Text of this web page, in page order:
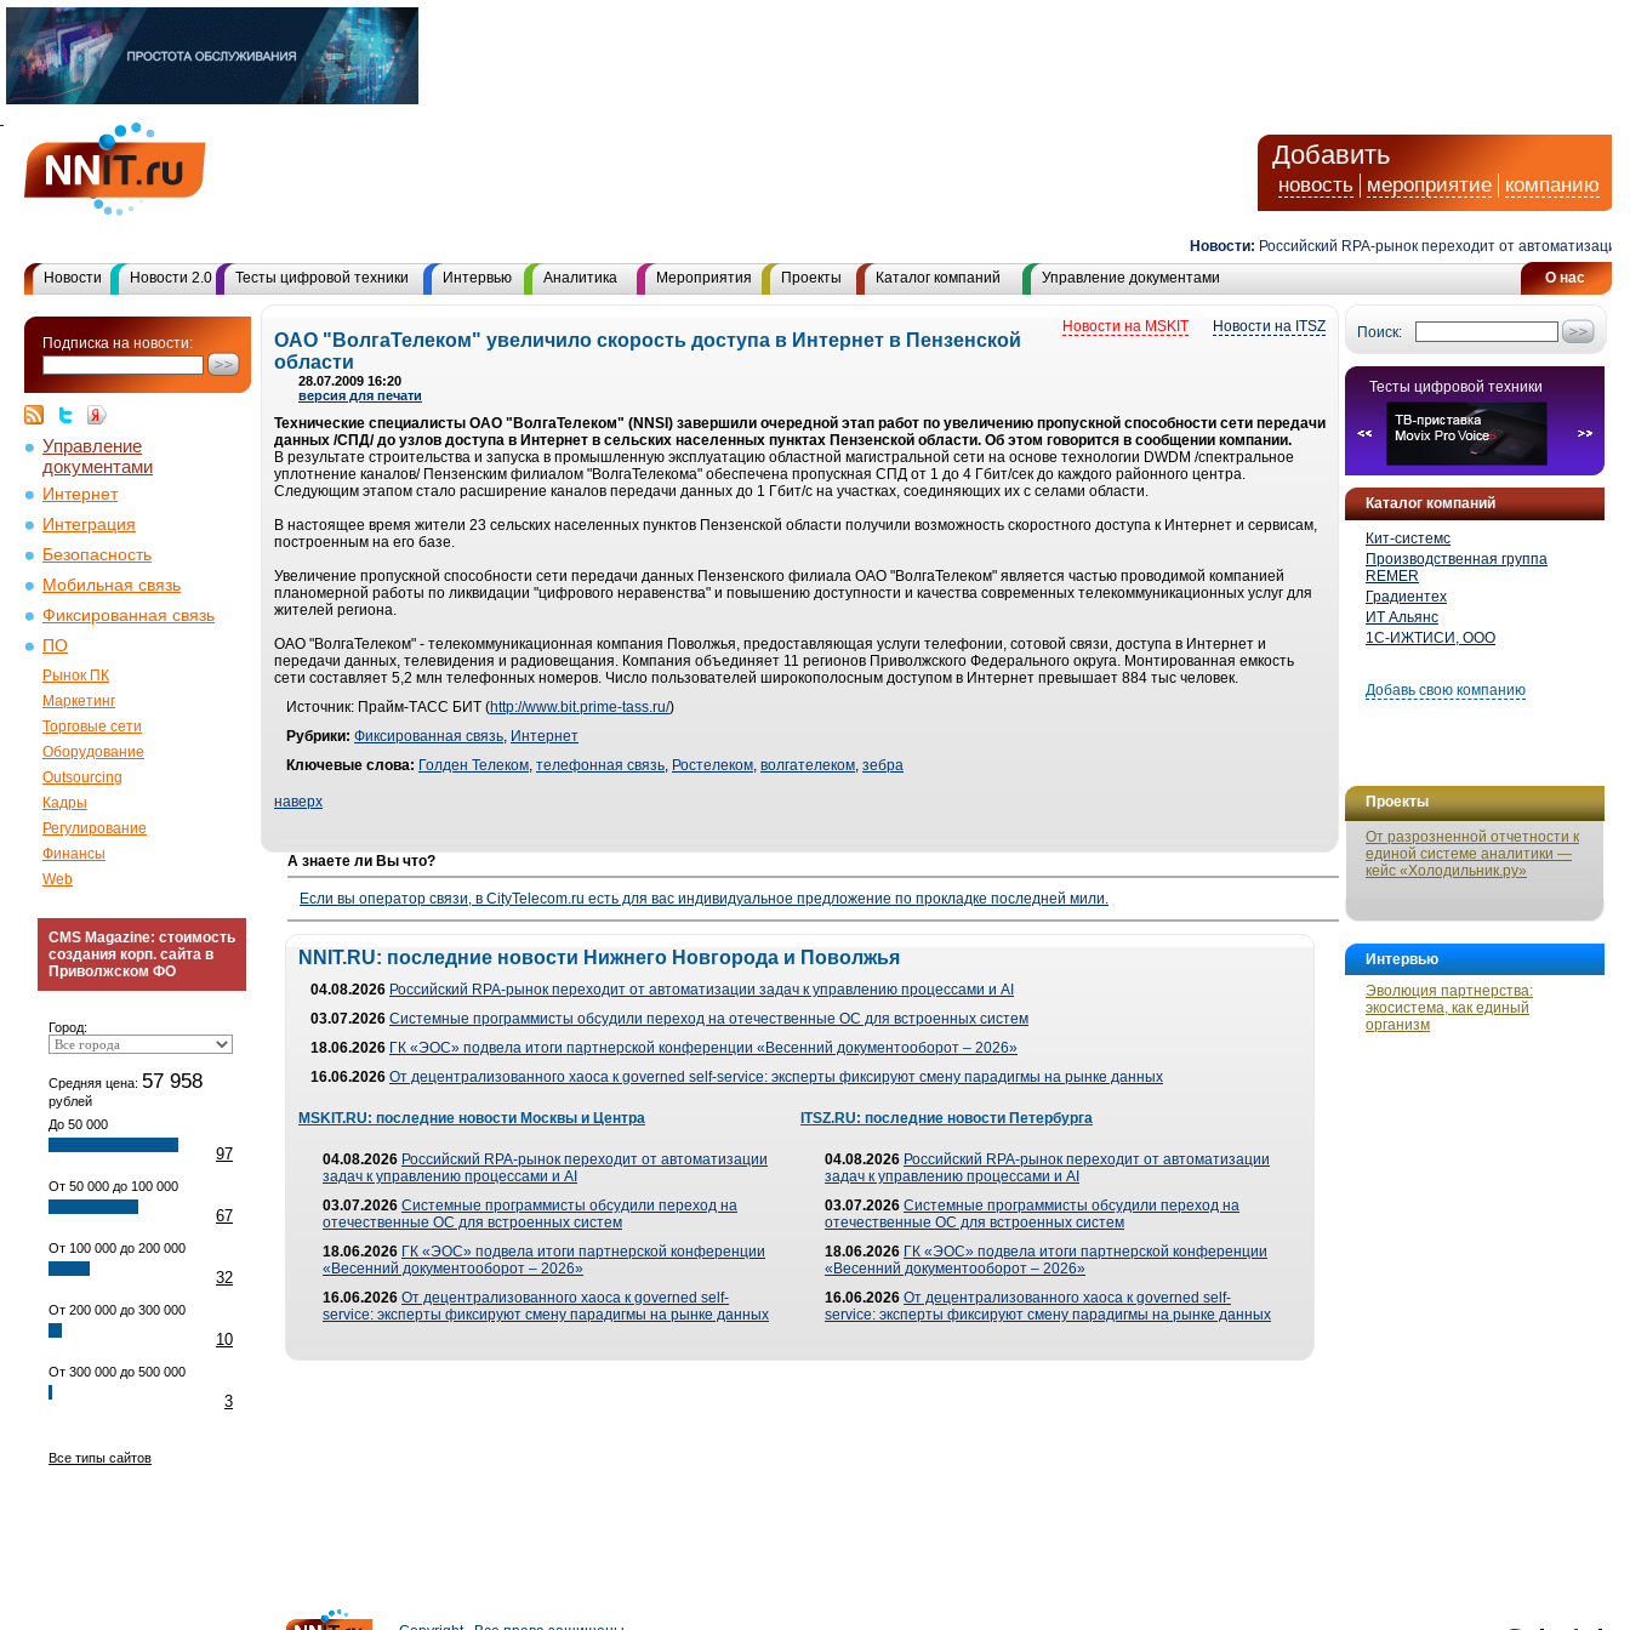
Добавить
новость мероприятие компанию
Новости: Российский RPA-рынок переходит от автоматизации
О нас
Новости Новости 2.0 Тесты цифровой техники Интервью Аналитика Мероприятия Проекты Каталог компаний Управление документами
Подписка на новости:
Управление
документами
Интернет
Интеграция
Безопасность
Мобильная связь
Фиксированная связь
ПО
Рынок ПК
Маркетинг
Торговые сети
Оборудование
Outsourcing
Кадры
Регулирование
Финансы
Web
CMS Magazine: стоимость
создания корп. сайта в
Приволжском ФО
Город:
Средняя цена: 57 958
рублей
До 50 000
97
От 50 000 до 100 000
67
От 100 000 до 200 000
32
От 200 000 до 300 000
10
От 300 000 до 500 000
3
Все типы сайтов
Поиск:
Тесты цифровой техники
Каталог компаний
Кит-системс
Производственная группа
REMER
Градиентех
ИТ Альянс
1С-ИЖТИСИ, ООО
Добавь свою компанию
Проекты
От разрозненной отчетности к
единой системе аналитики —
кейс «Холодильник.ру»
Интервью
Эволюция партнерства:
экосистема, как единый
организм
Новости на ITSZ
Новости на MSKIT
ОАО "ВолгаТелеком" увеличило скорость доступа в Интернет в Пензенской
области
28.07.2009 16:20
версия для печати
Технические специалисты ОАО "ВолгаТелеком" (NNSI) завершили очередной этап работ по увеличению пропускной способности сети передачи
данных /СПД/ до узлов доступа в Интернет в сельских населенных пунктах Пензенской области. Об этом говорится в сообщении компании.
В результате строительства и запуска в промышленную эксплуатацию областной магистральной сети на основе технологии DWDM /спектральное
уплотнение каналов/ Пензенским филиалом "ВолгаТелекома" обеспечена пропускная СПД от 1 до 4 Гбит/сек до каждого районного центра.
Следующим этапом стало расширение каналов передачи данных до 1 Гбит/с на участках, соединяющих их с селами области.
В настоящее время жители 23 сельских населенных пунктов Пензенской области получили возможность скоростного доступа к Интернет и сервисам,
построенным на его базе.
Увеличение пропускной способности сети передачи данных Пензенского филиала ОАО "ВолгаТелеком" является частью проводимой компанией
планомерной работы по ликвидации "цифрового неравенства" и повышению доступности и качества современных телекоммуникационных услуг для
жителей региона.
ОАО "ВолгаТелеком" - телекоммуникационная компания Поволжья, предоставляющая услуги телефонии, сотовой связи, доступа в Интернет и
передачи данных, телевидения и радиовещания. Компания объединяет 11 регионов Приволжского Федерального округа. Монтированная емкость
сети составляет 5,2 млн телефонных номеров. Число пользователей широкополосным доступом в Интернет превышает 884 тыс человек.
Источник: Прайм-ТАСС БИТ (http://www.bit.prime-tass.ru/)
Рубрики: Фиксированная связь, Интернет
Ключевые слова: Голден Телеком, телефонная связь, Ростелеком, волгателеком, зебра
наверх
А знаете ли Вы что?
Если вы оператор связи, в CityTelecom.ru есть для вас индивидуальное предложение по прокладке последней мили.
NNIT.RU: последние новости Нижнего Новгорода и Поволжья
04.08.2026 Российский RPA-рынок переходит от автоматизации задач к управлению процессами и AI
03.07.2026 Системные программисты обсудили переход на отечественные ОС для встроенных систем
18.06.2026 ГК «ЭОС» подвела итоги партнерской конференции «Весенний документооборот – 2026»
16.06.2026 От децентрализованного хаоса к governed self-service: эксперты фиксируют смену парадигмы на рынке данных
MSKIT.RU: последние новости Москвы и Центра
04.08.2026 Российский RPA-рынок переходит от автоматизации
задач к управлению процессами и AI
03.07.2026 Системные программисты обсудили переход на
отечественные ОС для встроенных систем
18.06.2026 ГК «ЭОС» подвела итоги партнерской конференции
«Весенний документооборот – 2026»
16.06.2026 От децентрализованного хаоса к governed self-
service: эксперты фиксируют смену парадигмы на рынке данных
ITSZ.RU: последние новости Петербурга
04.08.2026 Российский RPA-рынок переходит от автоматизации
задач к управлению процессами и AI
03.07.2026 Системные программисты обсудили переход на
отечественные ОС для встроенных систем
18.06.2026 ГК «ЭОС» подвела итоги партнерской конференции
«Весенний документооборот – 2026»
16.06.2026 От децентрализованного хаоса к governed self-
service: эксперты фиксируют смену парадигмы на рынке данных